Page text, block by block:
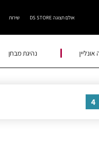
אולם תצוגה DS STORE שירות
נהיגת מבחן
4